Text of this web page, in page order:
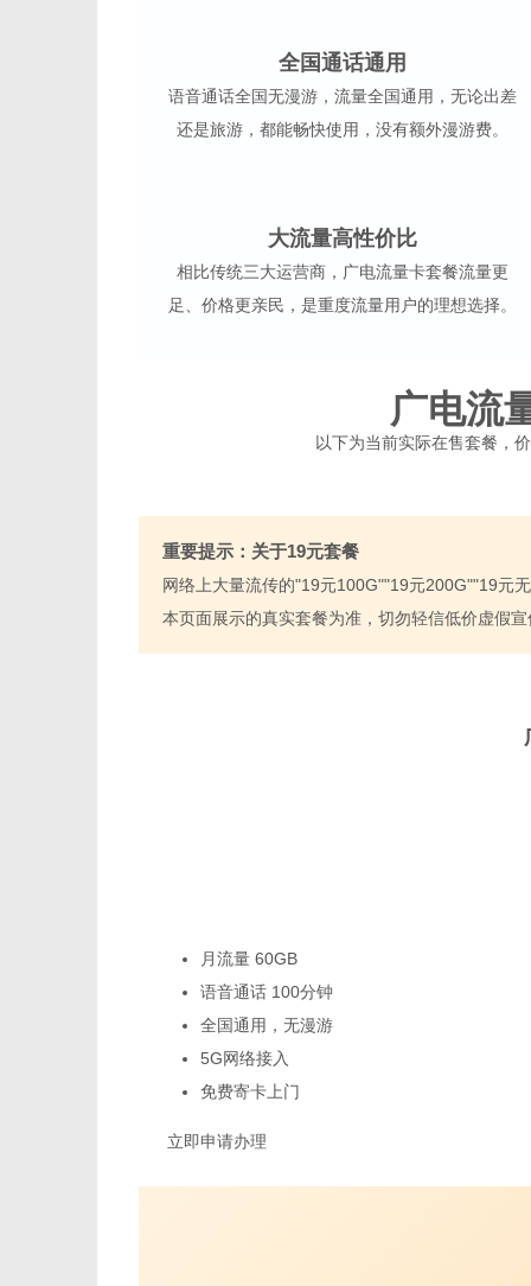
全国通话通用
语音通话全国无漫游，流量全国通用，无论出差
还是旅游，都能畅快使用，没有额外漫游费。
大流量高性价比
相比传统三大运营商，广电流量卡套餐流量更
足、价格更亲民，是重度流量用户的理想选择。
广电流
以下为当前实际在售套餐，
重要提示：关于19元套餐
网络上大量流传的"19元100G""19元200G""19元
本页面展示的真实套餐为准，切勿轻信低价虚假宣
月流量 60GB
语音通话 100分钟
全国通用，无漫游
5G网络接入
免费寄卡上门
立即申请办理